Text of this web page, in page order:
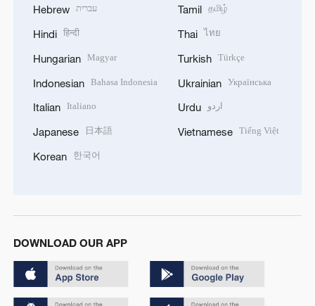
Hebrew עברית
Hindi हिन्दी
Hungarian Magyar
Indonesian Bahasa Indonesia
Italian Italiano
Japanese 日本語
Korean 한국어
Tamil தமிழ்
Thai ไทย
Turkish Türkçe
Ukrainian Українська
Urdu اردو
Vietnamese Tiếng Việt
DOWNLOAD OUR APP